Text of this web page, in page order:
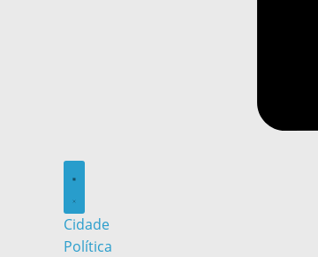
Cidade
Política